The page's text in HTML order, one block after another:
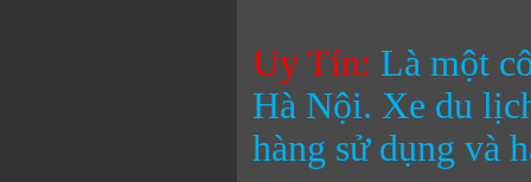
Uy Tín: Là một
Hà Nội. Xe du
hàng sử dụng và